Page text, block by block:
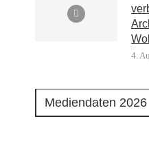
4.
Mediendaten 2026